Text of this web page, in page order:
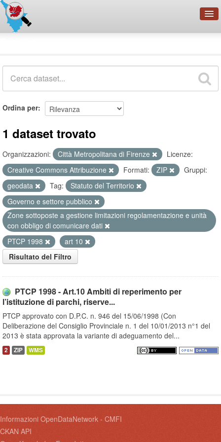
Organizzazioni
Ordina per
1 dataset trovato
Organizzazioni: Città Metropolitana di Firenze
Licenze:
Creative Commons Attribuzione
Formati: ZIP
Gruppi:
geodata
Tag:
Statuto del Territorio
Governo e settore pubblico
Zone sottoposte a gestione limitazioni regolamentazione e unità
con obbligo di comunicare dati
PTCP 1998
art 10
Risultato del Filtro
PTCP 1998 - Art.10 Ambiti di reperimento per
l’istituzione di parchi, riserve...
PTCP approvato con D.P.C. n. 946 del 15/06/1998 (Con
Deliberazione del Consiglio Provinciale n. 1 del 10/01/2013 n°1 del
2013 è stata approvata la variante di adeguamento del...
2 ZIP WMS
Informazioni OpenDataNetwork - CMFI
CKAN API